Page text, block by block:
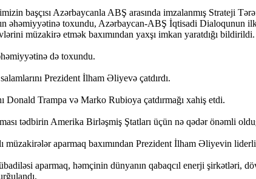
başçısı Azərbaycanla ABŞ arasında imzalanmış Strateji
əhəmiyyətinə toxundu, Azərbaycan-ABŞ İqtisadi Dialoqunun
müzakirə etmək baxımından yaxşı imkan yaratdığı bildirildi.
də toxundu.
Prezident İlham Əliyevə çatdırdı.
Donald Trampa və Marko Rubioya çatdırmağı xahiş etdi.
tədbirin Amerika Birləşmiş Ştatları üçün nə qədər önəmli
aparmaq baxımından Prezident İlham Əliyevin
aparmaq, həmçinin dünyanın qabaqcıl enerji şirkətləri,